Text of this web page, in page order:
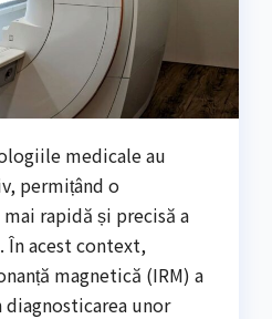
medicale au
permițând o
rapidă și precisă a
În acest context,
magnetică (IRM) a
unor